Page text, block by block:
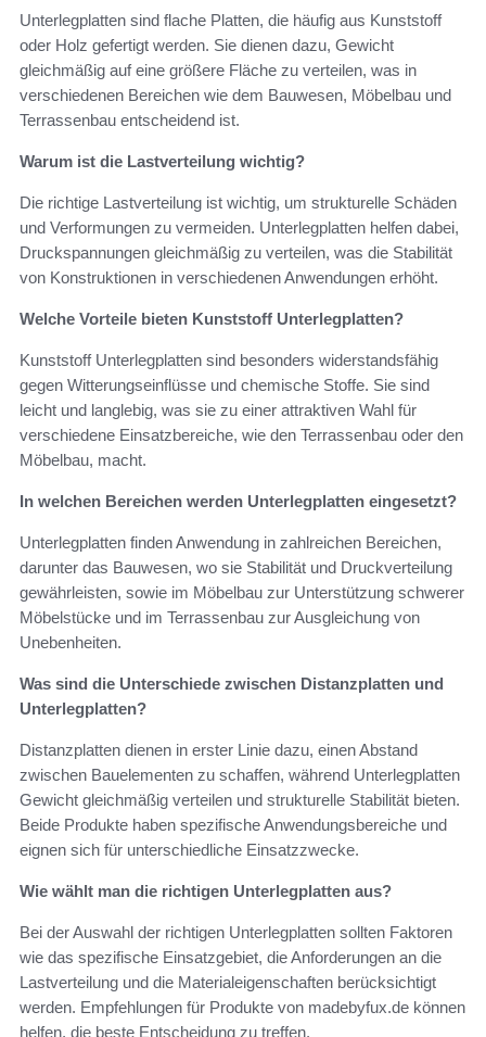
Unterlegplatten sind flache Platten, die häufig aus Kunststoff
oder Holz gefertigt werden. Sie dienen dazu, Gewicht
gleichmäßig auf eine größere Fläche zu verteilen, was in
verschiedenen Bereichen wie dem Bauwesen, Möbelbau und
Terrassenbau entscheidend ist.
Warum ist die Lastverteilung wichtig?
Die richtige Lastverteilung ist wichtig, um strukturelle Schäden
und Verformungen zu vermeiden. Unterlegplatten helfen dabei,
Druckspannungen gleichmäßig zu verteilen, was die Stabilität
von Konstruktionen in verschiedenen Anwendungen erhöht.
Welche Vorteile bieten Kunststoff Unterlegplatten?
Kunststoff Unterlegplatten sind besonders widerstandsfähig
gegen Witterungseinflüsse und chemische Stoffe. Sie sind
leicht und langlebig, was sie zu einer attraktiven Wahl für
verschiedene Einsatzbereiche, wie den Terrassenbau oder den
Möbelbau, macht.
In welchen Bereichen werden Unterlegplatten eingesetzt?
Unterlegplatten finden Anwendung in zahlreichen Bereichen,
darunter das Bauwesen, wo sie Stabilität und Druckverteilung
gewährleisten, sowie im Möbelbau zur Unterstützung schwerer
Möbelstücke und im Terrassenbau zur Ausgleichung von
Unebenheiten.
Was sind die Unterschiede zwischen Distanzplatten und
Unterlegplatten?
Distanzplatten dienen in erster Linie dazu, einen Abstand
zwischen Bauelementen zu schaffen, während Unterlegplatten
Gewicht gleichmäßig verteilen und strukturelle Stabilität bieten.
Beide Produkte haben spezifische Anwendungsbereiche und
eignen sich für unterschiedliche Einsatzzwecke.
Wie wählt man die richtigen Unterlegplatten aus?
Bei der Auswahl der richtigen Unterlegplatten sollten Faktoren
wie das spezifische Einsatzgebiet, die Anforderungen an die
Lastverteilung und die Materialeigenschaften berücksichtigt
werden. Empfehlungen für Produkte von madebyfux.de können
helfen, die beste Entscheidung zu treffen.